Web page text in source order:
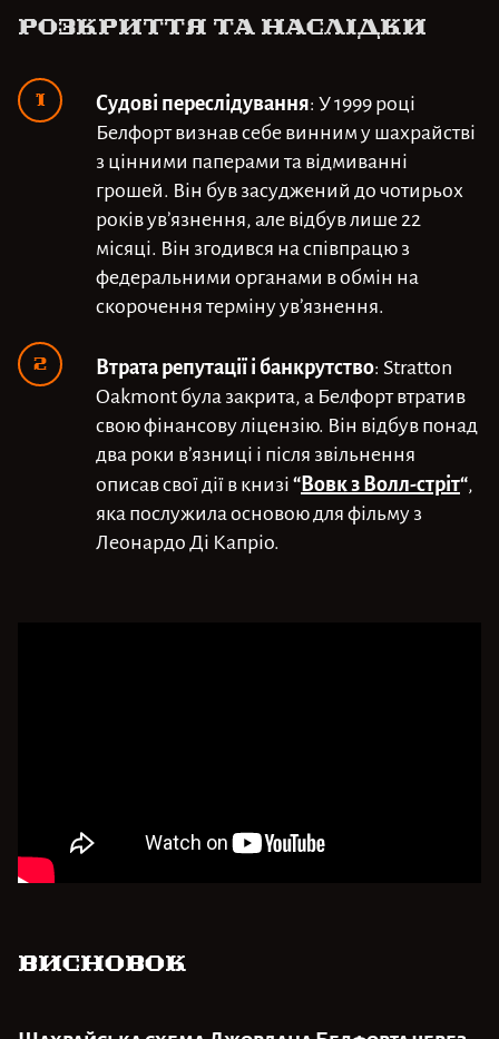
Розкриття та наслідки
Судові переслідування: У 1999 році
Белфорт визнав себе винним у шахрайстві
з цінними паперами та відмиванні
грошей. Він був засуджений до чотирьох
років ув’язнення, але відбув лише 22
місяці. Він згодився на співпрацю з
федеральними органами в обмін на
скорочення терміну ув’язнення.
Втрата репутації і банкрутство: Stratton
Oakmont була закрита, а Белфорт втратив
свою фінансову ліцензію. Він відбув понад
два роки в’язниці і після звільнення
описав свої дії в книзі“Вовк з Волл-стріт“,
яка послужила основою для фільму з
Леонардо Ді Капріо.
Висновок